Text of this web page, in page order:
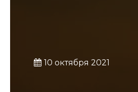
10 октября 2021